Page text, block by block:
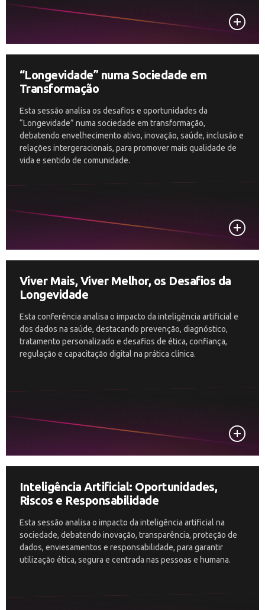
“Longevidade” numa Sociedade em
Transformação
Esta sessão analisa os desafios e oportunidades da
“Longevidade” numa sociedade em transformação,
debatendo envelhecimento ativo, inovação, saúde, inclusão e
relações intergeracionais, para promover mais qualidade de
vida e sentido de comunidade.
Viver Mais, Viver Melhor, os Desafios da
Longevidade
Esta conferência analisa o impacto da inteligência artificial e
dos dados na saúde, destacando prevenção, diagnóstico,
tratamento personalizado e desafios de ética, confiança,
regulação e capacitação digital na prática clínica.
Inteligência Artificial: Oportunidades,
Riscos e Responsabilidade
Esta sessão analisa o impacto da inteligência artificial na
sociedade, debatendo inovação, transparência, proteção de
dados, enviesamentos e responsabilidade, para garantir
utilização ética, segura e centrada nas pessoas e humana.